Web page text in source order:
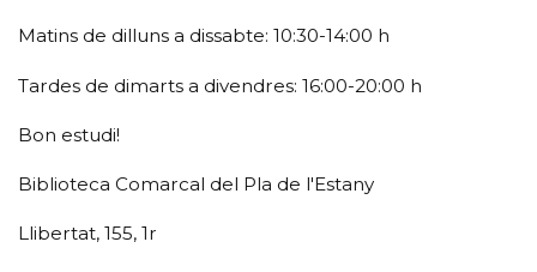
Matins de dilluns a dissabte: 10:30-14:00 h
Tardes de dimarts a divendres: 16:00-20:00 h
Bon estudi!
Biblioteca Comarcal del Pla de l'Estany
Llibertat, 155, 1r